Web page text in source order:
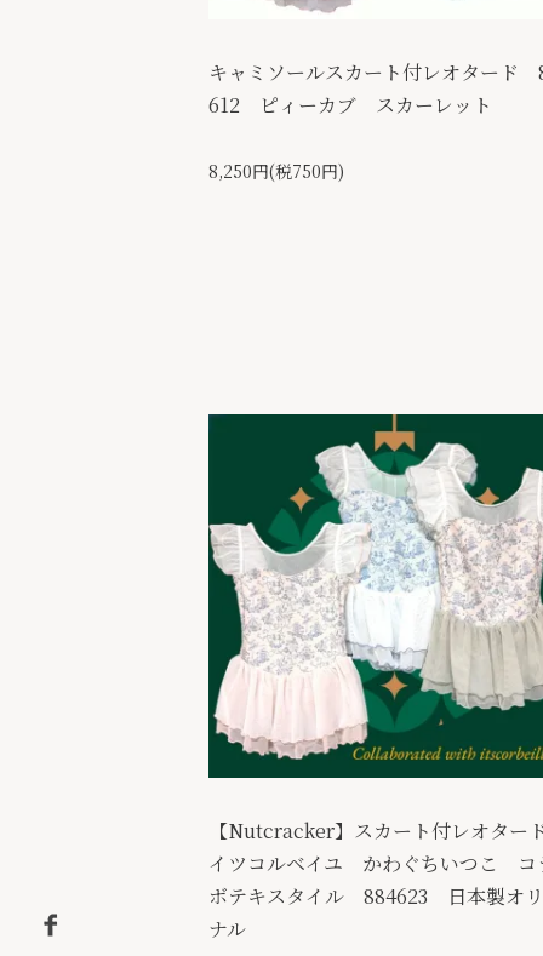
キャミソールスカート付レオタード
612 ピィーカブ スカーレット
8,250円(税750円)
【Nutcracker】スカート付レオター
イツコルベイユ かわぐちいつこ コ
ボテキスタイル 884623 日本製オ
ナル